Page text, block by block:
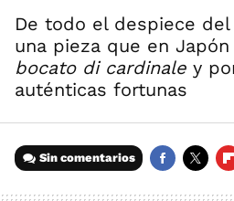
De todo el despiece
una pieza que en
bocato di cardinale y
auténticas fortunas
Sin comentarios